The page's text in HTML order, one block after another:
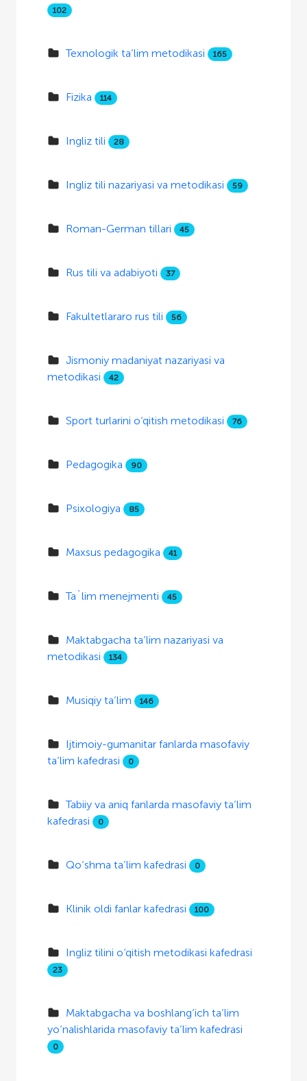
102
Texnologik ta’lim metodikasi 165
Fizika 114
Ingliz tili 28
Ingliz tili nazariyasi va metodikasi 59
Roman-German tillari 45
Rus tili va adabiyoti 37
Fakultetlararo rus tili 56
Jismoniy madaniyat nazariyasi va
metodikasi
42
Sport turlarini o‘qitish metodikasi 76
Pedagogika 90
Psixologiya 85
Maxsus pedagogika 41
Ta`lim menejmenti 45
Maktabgacha ta’lim nazariyasi va
metodikasi
134
Musiqiy ta’lim 146
Ijtimoiy-gumanitar fanlarda masofaviy
ta’lim kafedrasi
0
Tabiiy va aniq fanlarda masofaviy ta’lim
kafedrasi
0
Qo‘shma ta’lim kafedrasi 0
Klinik oldi fanlar kafedrasi 100
Ingliz tilini o‘qitish metodikasi kafedrasi
23
Maktabgacha va boshlang‘ich ta’lim
yo‘nalishlarida masofaviy ta’lim kafedrasi
0